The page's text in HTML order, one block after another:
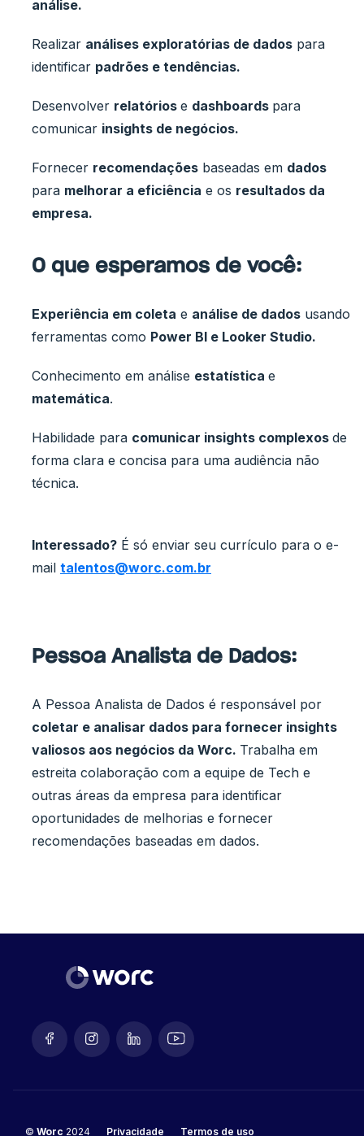
Pessoa Analista de Dados:
A Pessoa Analista de Dados é responsável por
coletar e analisar dados para fornecer insights
valiosos aos negócios da Worc. Trabalha em
estreita colaboração com a equipe de Tech e
outras áreas da empresa para identificar
oportunidades de melhorias e fornecer
recomendações baseadas em dados.
análise.
Realizar análises exploratórias de dados para
identificar padrões e tendências.
Desenvolver relatórios e dashboards para
comunicar insights de negócios.
Fornecer recomendações baseadas em dados
para melhorar a eficiência e os resultados da
empresa.
O que esperamos de você:
Experiência em coleta e análise de dados usando
ferramentas como Power BI e Looker Studio.
Conhecimento em análise estatística e
matemática.
Habilidade para comunicar insights complexos de
forma clara e concisa para uma audiência não
técnica.
Interessado? É só enviar seu currículo para o e-
mail talentos@worc.com.br
© Worc 2024 Privacidade Termos de uso